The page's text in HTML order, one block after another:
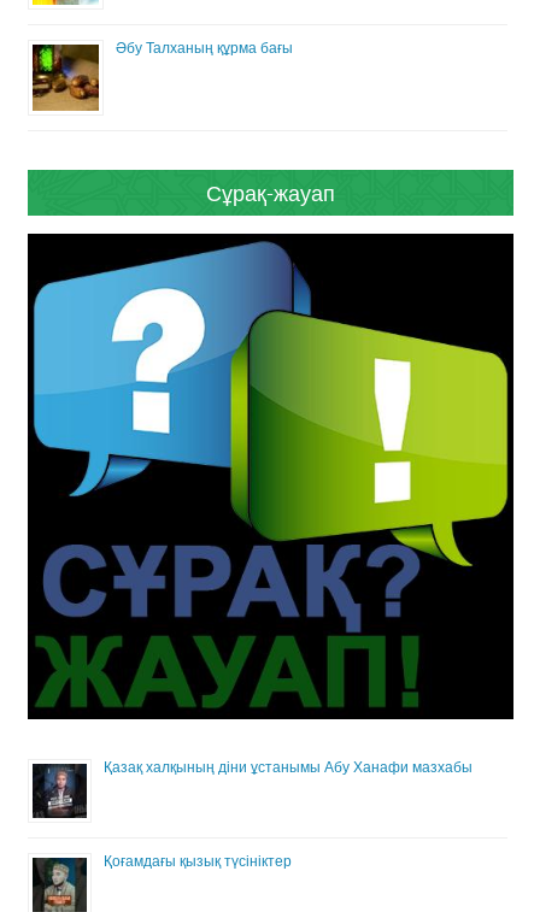
Әбу Талханың құрма бағы
Сұрақ-жауап
Қазақ халқының діни ұстанымы Абу Ханафи мазхабы
Қоғамдағы қызық түсініктер